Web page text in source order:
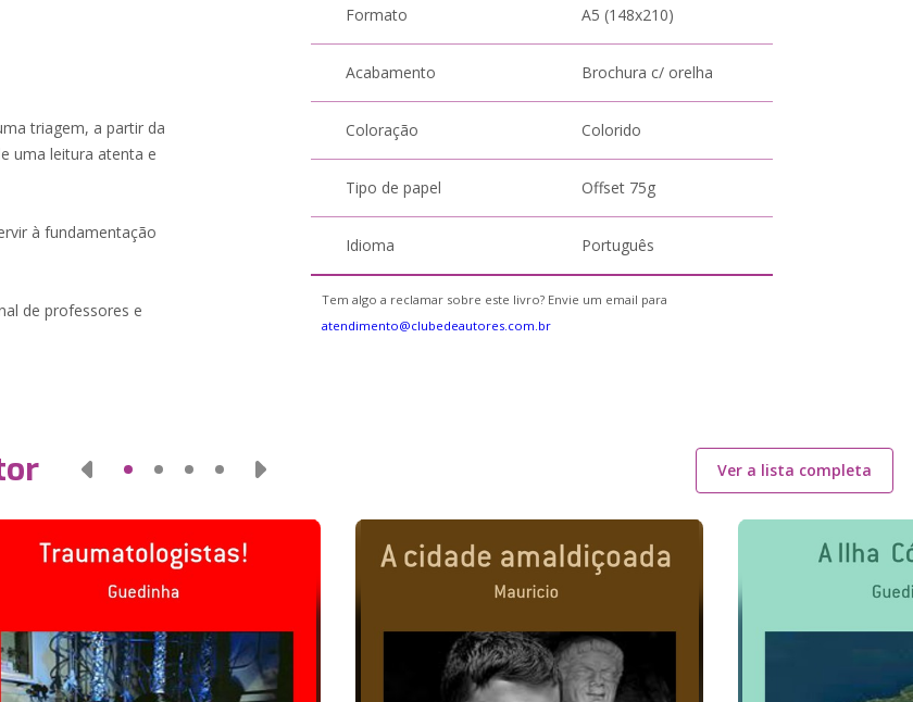
triagem, a partir da
uma leitura atenta e
à fundamentação
de professores e
Formato A5 (148x210)
Acabamento Brochura c/ orelha
Coloração Colorido
Tipo de papel Offset 75g
Idioma Português
Tem algo a reclamar sobre este livro? Envie um email para
atendimento@clubedeautores.com.br
Ver a lista completa